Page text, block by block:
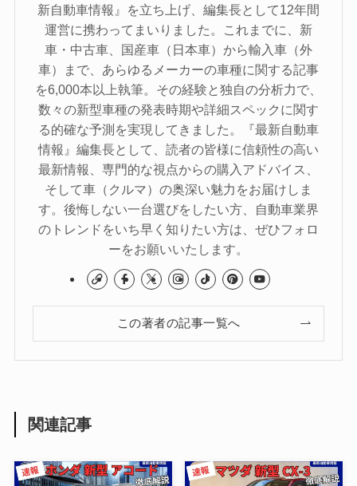
新自動車情報』を立ち上げ、編集長として12年間
運営に携わってまいりました。これまでに、新
車・中古車、国産車（日本車）から輸入車（外
車）まで、あらゆるメーカーの車種に関する記事
を6,000本以上執筆。その経験と独自の分析力で、
数々の新型車種の発表時期や詳細スペックに関す
る的確な予測を実現してきました。『最新自動車
情報』編集長として、読者の皆様に信頼性の高い
最新情報、専門的な視点からの購入アドバイス、
そして車（クルマ）の奥深い魅力をお届けしま
す。後悔しない一台選びをしたい方、自動車業界
のトレンドをいち早く知りたい方は、ぜひフォロ
ーをお願いいたします。
この著者の記事一覧へ
関連記事